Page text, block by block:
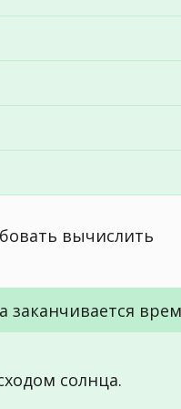
вычислить
заканчивается
солнца.